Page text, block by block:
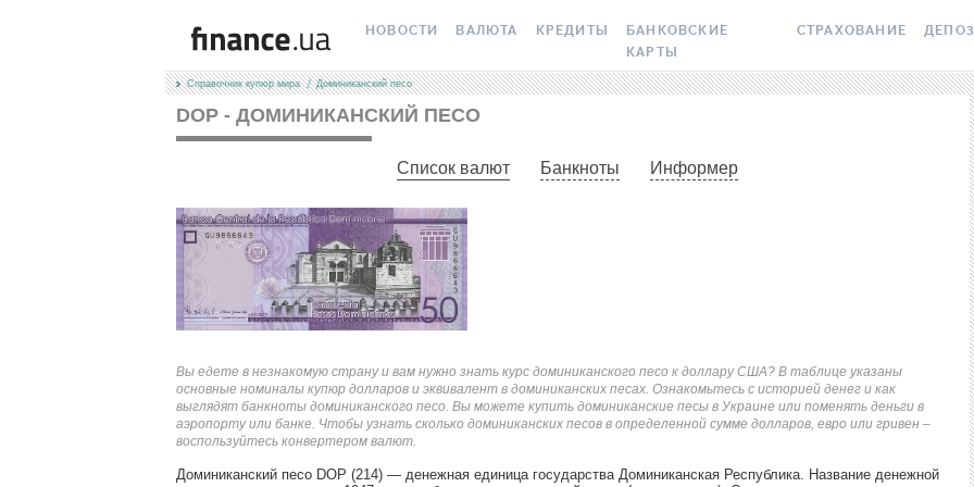
НОВОСТИ
ВСЕ НОВОСТИ
АВТОРСКИЕ КОЛОНКИ
НОВОСТИ КОМПАНИЙ
СПЕЦПРОЕКТЫ
ПОЛЕЗНО ЗНАТЬ
ТЕСТЫ
ВАЛЮТА
КУРС ВАЛЮТ
МЕЖБАНК
НАЛИЧНЫЕ КУРСЫ
КАРТОЧНЫЕ КУРСЫ
КУРС НБУ
КУРС BITCOIN
КРЕДИТЫ
КРЕДИТНЫЙ КАЛЬКУЛЯТОР
ИПОТЕКА
ПУТЕВОДИТЕЛИ ПО
БАНКОВСКИЕ
КАРТЫ
РЕЙТИНГ КАРТ С КЕШБЭКОМ
РЕЙТИНГ КАРТ ДЛЯ
СТРАХОВАНИЕ
СТРАХОВАНИЕ ЖИЛЬЯ
МЕДСТРАХОВКА
ЭЛЕКТРОННАЯ
ДМС ДЛЯ СОТРУДНИКОВ
КАРТА ASSISTANCE
СТРАХОВАНИЕ ОТ
ВСЕ
БОНУС
Справочник купюр мира Доминиканский песо
DOP - ДОМИНИКАНСКИЙ ПЕСО
Список валют Банкноты Информер
Вы едете в незнакомую страну и вам нужно знать курс доминиканского песо к доллару США? В таблице указаны
основные номиналы купюр долларов и эквивалент в доминиканских песах. Ознакомьтесь с историей денег и как
выглядят банкноты доминиканского песо. Вы можете купить доминиканские песы в Украине или поменять деньги в
аэропорту или банке. Чтобы узнать сколько доминиканских песов в определенной сумме долларов, евро или гривен –
воспользуйтесь конвертером валют.
Доминиканский песо DOP (214) — денежная единица государства Доминиканская Республика. Название денежной